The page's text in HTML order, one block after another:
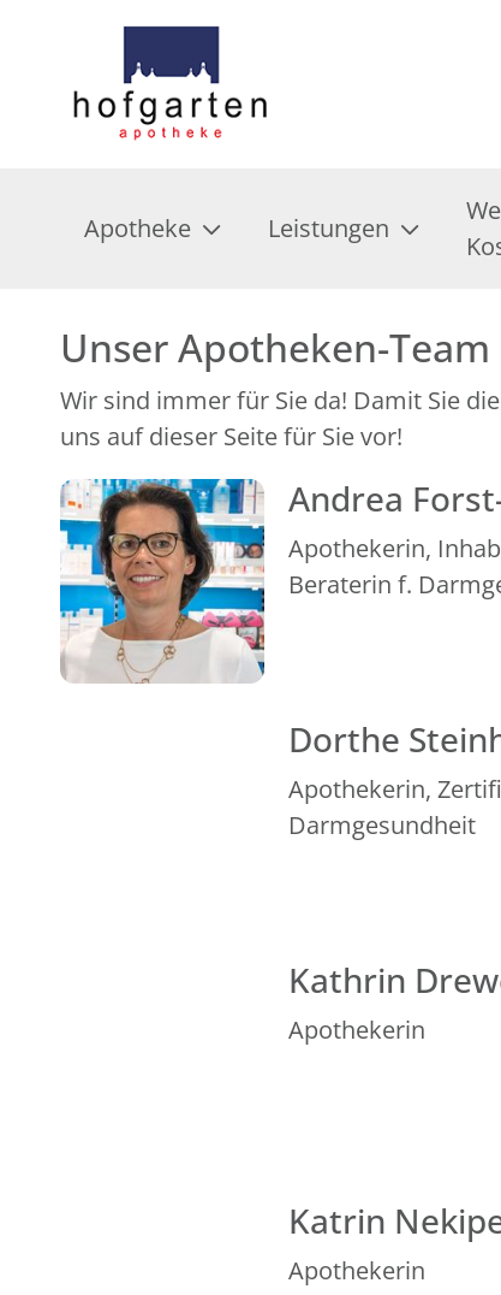
Apotheke Leistungen
Unser Apotheken-Team
Wir sind immer für Sie da! Damit Sie
uns auf dieser Seite für Sie vor!
Andrea
Apothekerin,
Beraterin f.
Dorthe
Apothekerin,
Darmgesundheit
Kathrin
Apothekerin
Katrin
Apothekerin